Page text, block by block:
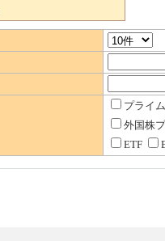
プライム
外国株
ETF